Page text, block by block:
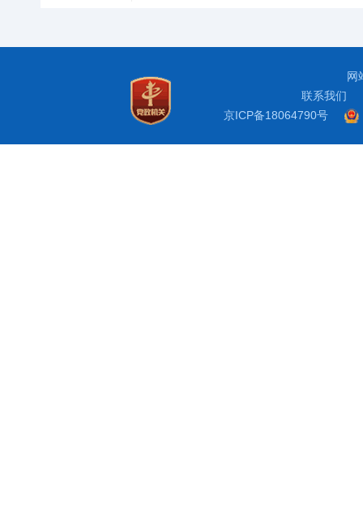
网
联系我们
京ICP备18064790号